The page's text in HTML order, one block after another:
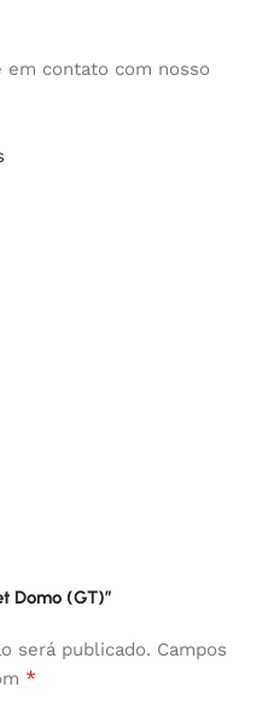
em contato com nosso
Domo (GT)”
será publicado. Campos
*